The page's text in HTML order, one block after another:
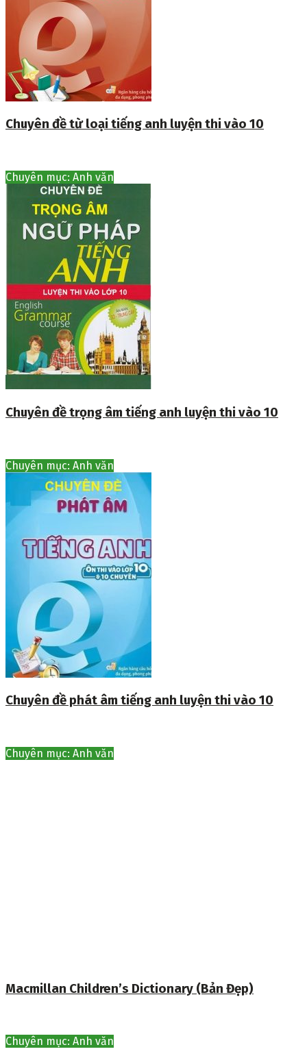
Chuyên đề từ loại tiếng anh luyện thi vào 10
Chuyên mục: Anh văn
Chuyên đề trọng âm tiếng anh luyện thi vào 10
Chuyên mục: Anh văn
Chuyên đề phát âm tiếng anh luyện thi vào 10
Chuyên mục: Anh văn
Macmillan Children’s Dictionary (Bản Đẹp)
Chuyên mục: Anh văn